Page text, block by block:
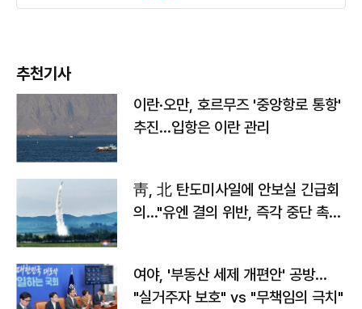
추천기사
이란·오만, 호르무즈 '중앙항로 통항'
추진…입항은 이란 관리
靑, 北 탄도미사일에 안보실 긴급회
의…"유엔 결의 위반, 즉각 중단 촉
여야, '부동산 세제 개편안' 공방…
"실거주자 보호" vs "무책임의 극치"